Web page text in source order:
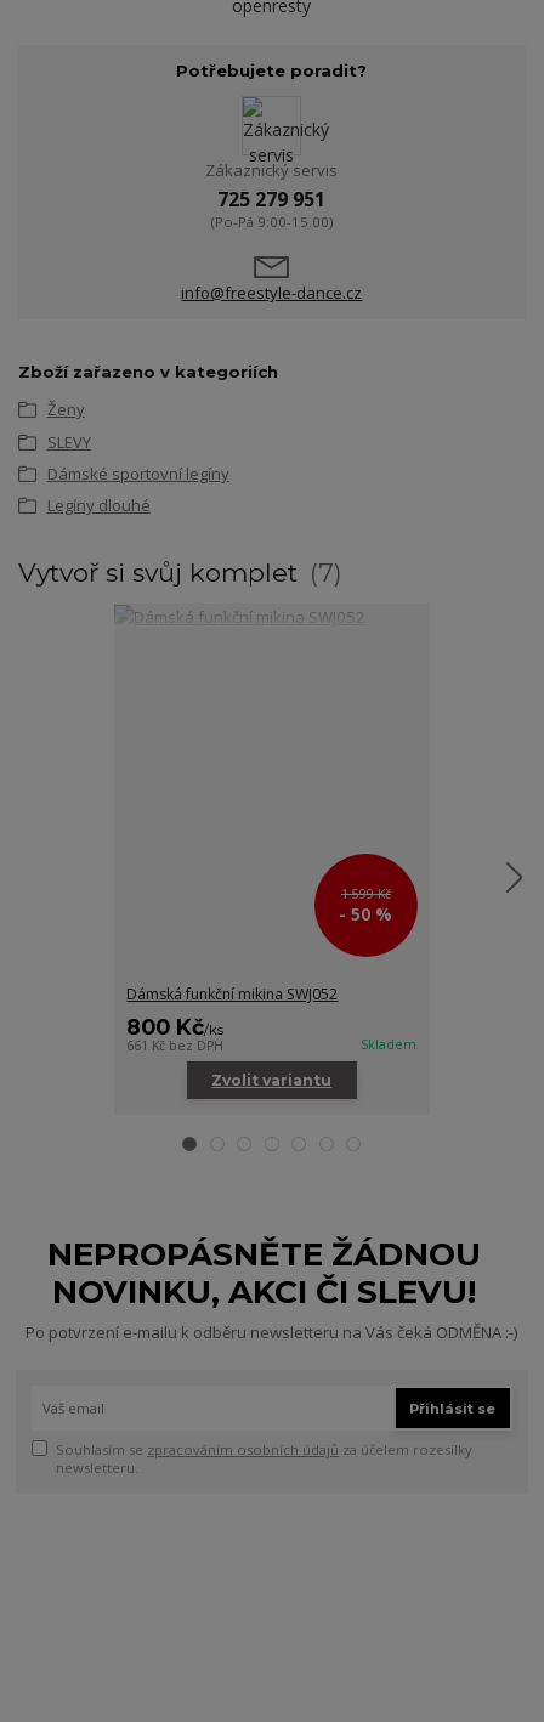
openresty
Potřebujete poradit?
Zákaznický servis
725 279 951
(Po-Pá 9:00-15.00)
info@freestyle-dance.cz
Zboží zařazeno v kategoriích
Ženy
SLEVY
Dámské sportovní legíny
Legíny dlouhé
Vytvoř si svůj komplet 7
1 599 Kč
- 50 %
Dámská funkční mikina SWJ052
800 Kč/ks
661 Kč bez DPH Skladem
Zvolit variantu
NEPROPÁSNĚTE ŽÁDNOU
NOVINKU, AKCI ČI SLEVU!
Po potvrzení e-mailu k odběru newsletteru na Vás čeká ODMĚNA :-)
Přihlásit se
Souhlasím se zpracováním osobních údajů za účelem rozesílky
newsletteru.